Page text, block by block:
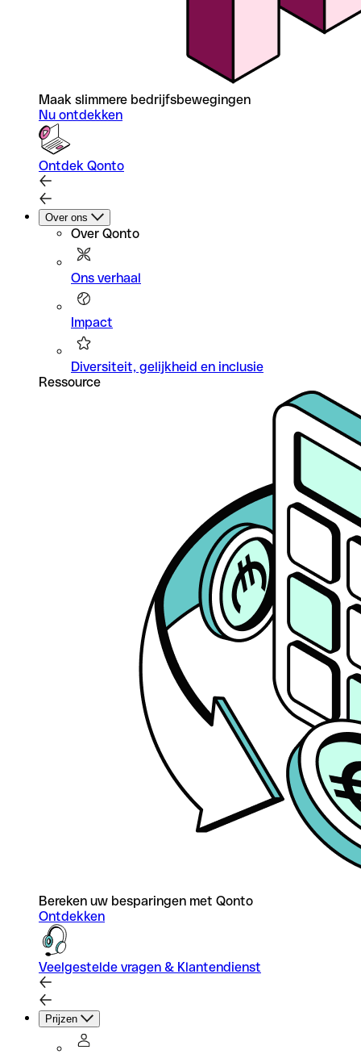
Maak slimmere bedrijfsbewegingen
Nu ontdekken
Ontdek Qonto
Over ons
Over Qonto
Ons verhaal
Impact
Diversiteit, gelijkheid en inclusie
Ressource
Bereken uw besparingen met Qonto
Ontdekken
Veelgestelde vragen & Klantendienst
Prijzen